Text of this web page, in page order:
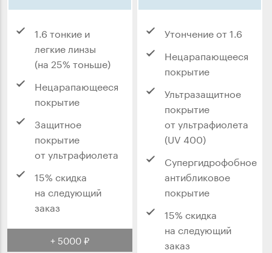
1.6 тонкие и
легкие линзы
(на 25% тоньше)
Нецарапающееся
покрытие
Защитное
покрытие
от ультрафиолета
15% скидка
на следующий
заказ
+ 5000 ₽
Утончение от 1.6
Нецарапающееся
покрытие
Ультразащитное
покрытие
от ультрафиолета
(UV 400)
Супергидрофобное
антибликовое
покрытие
15% скидка
на следующий
заказ